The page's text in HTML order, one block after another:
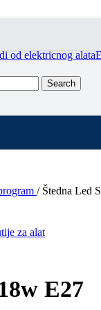
Search
za alat
/ Štedna Led
E27